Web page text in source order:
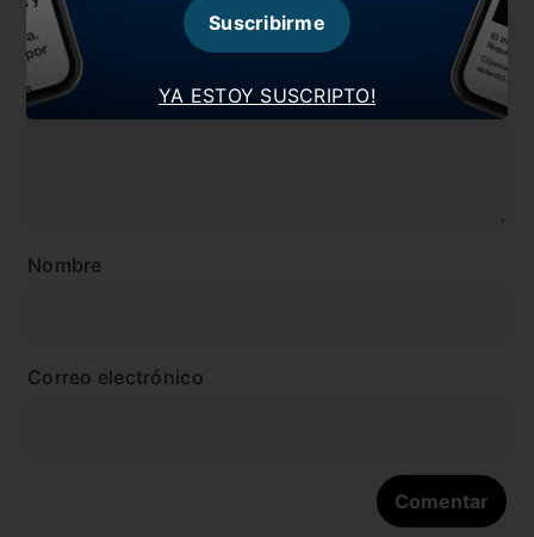
Dejá tu opinión acá!
Nombre
Correo electrónico
YA ESTOY SUSCRIPTO!
Suscribirme